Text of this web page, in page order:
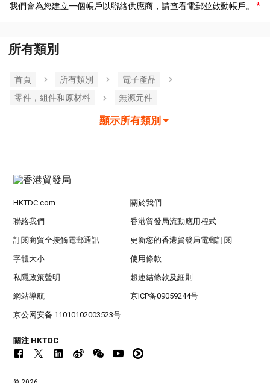
我們會為您建立一個帳戶以聯絡供應商，請查看電郵並啟動帳戶。
所有類別
首頁 所有類別
電子產品
零件，組件和原材料
無源元件
顯示所有類別
HKTDC.com 關於我們
聯絡我們 香港貿發局流動應用程式
訂閱商貿全接觸電郵通訊 更新您的香港貿發局電郵訂閱
字體大小 使用條款
私隱政策聲明 超連結條款及細則
網站導航 京ICP备09059244号
京公网安备 11010102003523号
關注 HKTDC